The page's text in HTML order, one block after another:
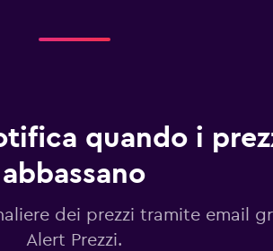
quando i
abbassano
dei prezzi tramite email
Alert Prezzi.